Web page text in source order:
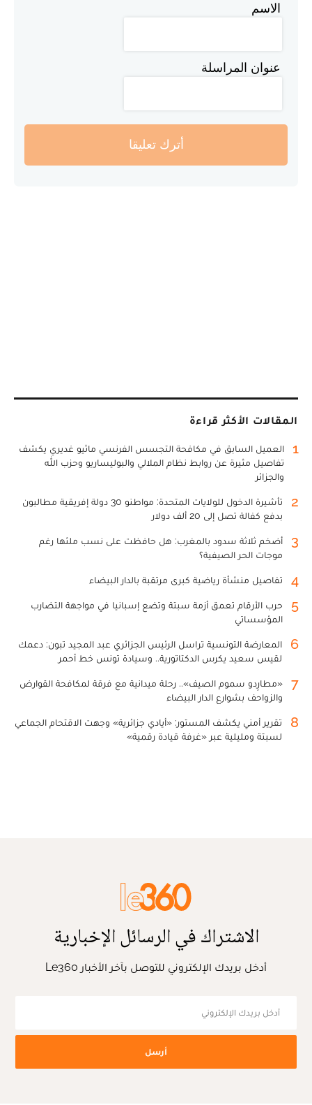
الاسم
عنوان المراسلة
أترك تعليقا
المقالات الأكثر قراءة
1
العميل السابق في مكافحة التجسس الفرنسي ماثيو غديري يكشف
تفاصيل مثيرة عن روابط نظام الملالي والبوليساريو وحزب الله
والجزائر
2
تأشيرة الدخول للولايات المتحدة: مواطنو 30 دولة إفريقية مطالبون
بدفع كفالة تصل إلى 20 ألف دولار
3
أضخم ثلاثة سدود بالمغرب: هل حافظت على نسب ملئها رغم
موجات الحر الصيفية؟
4 تفاصيل منشأة رياضية كبرى مرتقبة بالدار البيضاء
5
حرب الأرقام تعمق أزمة سبتة وتضع إسبانيا في مواجهة التضارب
المؤسساتي
6
المعارضة التونسية تراسل الرئيس الجزائري عبد المجيد تبون: دعمك
لقيس سعيد يكرس الدكتاتورية.. وسيادة تونس خط أحمر
7
«مطارِدو سموم الصيف».. رحلة ميدانية مع فرقة لمكافحة القوارض
والزواحف بشوارع الدار البيضاء
8
تقرير أمني يكشف المستور: «أيادي جزائرية» وجهت الاقتحام الجماعي
لسبتة ومليلية عبر «غرفة قيادة رقمية»
الاشتراك في الرسائل الإخبارية
أدخل بريدك الإلكتروني للتوصل بآخر الأخبار Le360
أرسل